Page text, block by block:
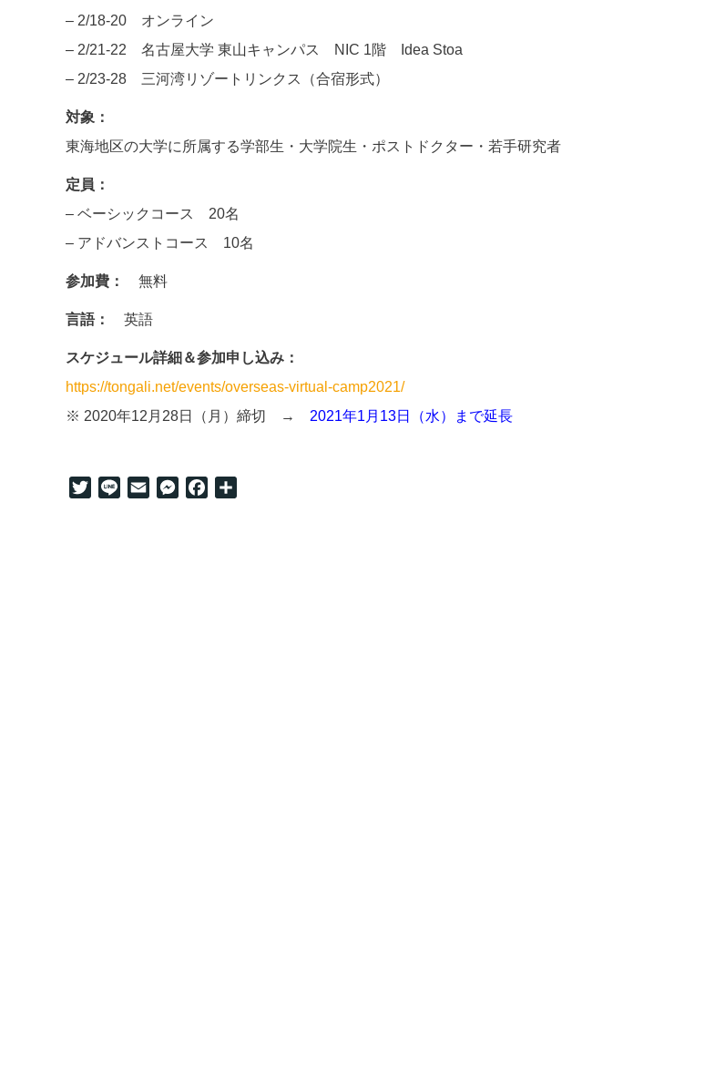
– 2/18-20 オンライン
– 2/21-22 名古屋大学 東山キャンパス NIC 1階 Idea Stoa
– 2/23-28 三河湾リゾートリンクス（合宿形式）
対象：
東海地区の大学に所属する学部生・大学院生・ポストドクター・若手研究者
定員：
– ベーシックコース 20名
– アドバンストコース 10名
参加費： 無料
言語： 英語
スケジュール詳細＆参加申し込み：
https://tongali.net/events/overseas-virtual-camp2021/
※ 2020年12月28日（月）締切 → 2021年1月13日（水）まで延長
TwitterLine Email Messenger
Facebook